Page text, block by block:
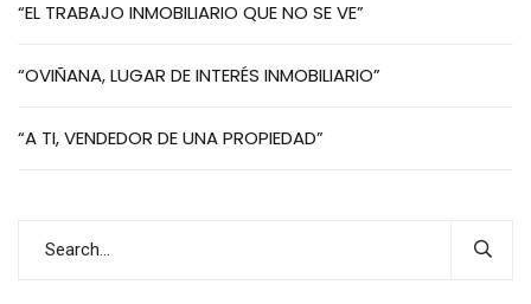
“EL TRABAJO INMOBILIARIO QUE NO SE VE”
“OVIÑANA, LUGAR DE INTERÉS INMOBILIARIO”
“A TI, VENDEDOR DE UNA PROPIEDAD”